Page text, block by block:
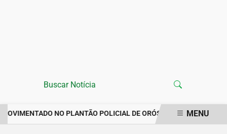
NO PLANTÃO POLICIAL DE ORÓS REGISTRAMENU